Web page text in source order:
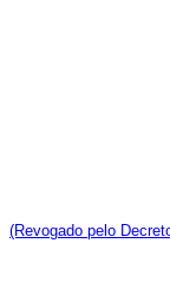
(Revogado pelo